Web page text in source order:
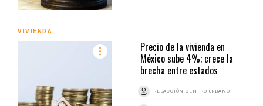
VIVIENDA
Precio de la vivienda en
México sube 4%; crece la
brecha entre estados
REDACCIÓN CENTRO URBANO